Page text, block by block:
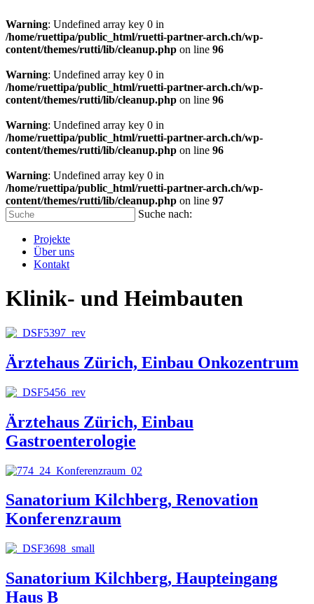
Warning: Undefined array key 0 in
/home/ruettipa/public_html/ruetti-partner-arch.ch/wp-
content/themes/rutti/lib/cleanup.php on line 96
Warning: Undefined array key 0 in
/home/ruettipa/public_html/ruetti-partner-arch.ch/wp-
content/themes/rutti/lib/cleanup.php on line 96
Warning: Undefined array key 0 in
/home/ruettipa/public_html/ruetti-partner-arch.ch/wp-
content/themes/rutti/lib/cleanup.php on line 96
Warning: Undefined array key 0 in
/home/ruettipa/public_html/ruetti-partner-arch.ch/wp-
content/themes/rutti/lib/cleanup.php on line 97
Suche nach:
Projekte
Über uns
Kontakt
Klinik- und Heimbauten
Ärztehaus Zürich, Einbau Onkozentrum
Ärztehaus Zürich, Einbau
Gastroenterologie
Sanatorium Kilchberg, Renovation
Konferenzraum
Sanatorium Kilchberg, Haupteingang
Haus B